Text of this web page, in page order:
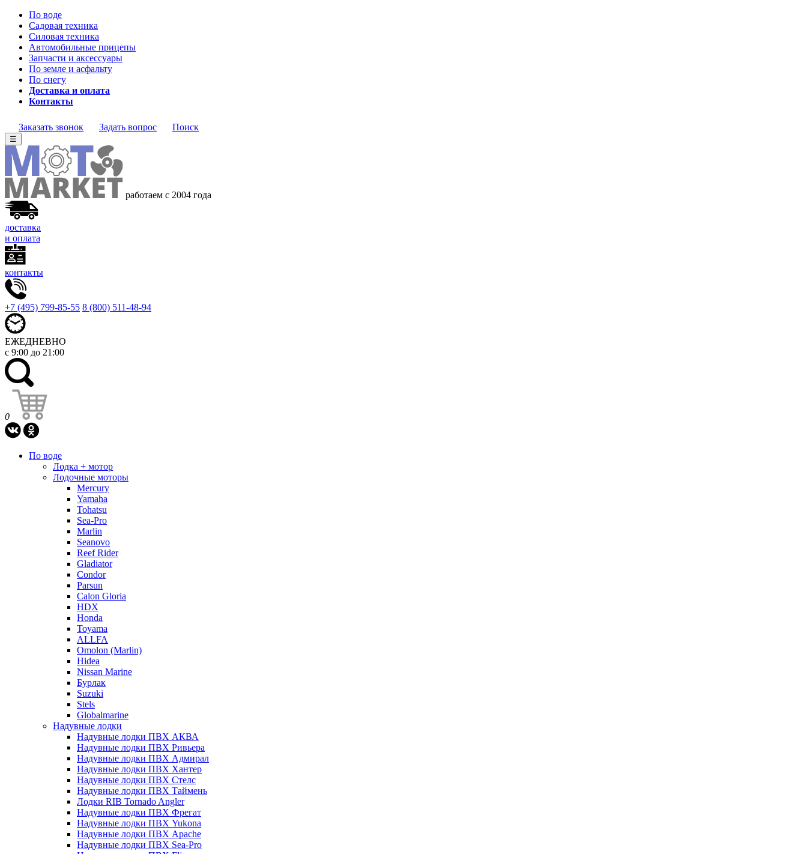
По воде
Садовая техника
Силовая техника
Автомобильные прицепы
Запчасти и аксессуары
По земле и асфальту
По снегу
Доставка и оплата
Контакты
Заказать звонок Задать вопрос Поиск
☰
работаем с 2004 года
доставка
и оплата
контакты
+7 (495) 799-85-55 8 (800) 511-48-94
ЕЖЕДНЕВНО
с 9:00 до 21:00
0
По воде
Лодка + мотор
Лодочные моторы
Mercury
Yamaha
Tohatsu
Sea-Pro
Marlin
Seanovo
Reef Rider
Gladiator
Condor
Parsun
Calon Gloria
HDX
Honda
Toyama
ALLFA
Omolon (Marlin)
Hidea
Nissan Marine
Бурлак
Suzuki
Stels
Globalmarine
Надувные лодки
Надувные лодки ПВХ АКВА
Надувные лодки ПВХ Ривьера
Надувные лодки ПВХ Адмирал
Надувные лодки ПВХ Хантер
Надувные лодки ПВХ Стелс
Надувные лодки ПВХ Таймень
Лодки RIB Tornado Angler
Надувные лодки ПВХ Фрегат
Надувные лодки ПВХ Yukona
Надувные лодки ПВХ Apache
Надувные лодки ПВХ Sea-Pro